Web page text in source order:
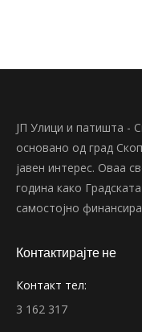
ЈП Улици и патишта -
основано од град
јавен интерес. Оваа
година како
самостојно
Контактирајте не
Контакт тел:
3 162 317